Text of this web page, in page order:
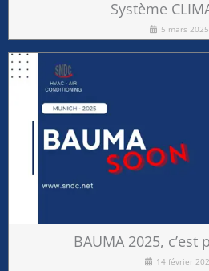
Système
5 mars 2025
BAUMA 2025,
14 février